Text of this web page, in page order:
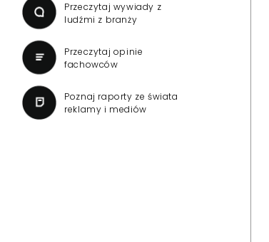
Przeczytaj wywiady z
ludźmi z branży
Przeczytaj opinie
fachowców
Poznaj raporty ze świata
reklamy i mediów